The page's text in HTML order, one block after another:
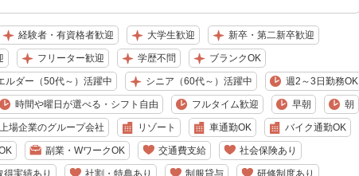
経験者・有資格者歓迎 大学生歓迎 新卒・第二新卒歓迎
フリーター歓迎 学歴不問 ブランクOK
ルダー（50代～）活躍中 シニア（60代～）活躍中 週2～3日勤務OK
時間や曜日が選べる・シフト自由 フルタイム歓迎 早朝 朝
場企業のグループ会社 リゾート 車通勤OK バイク通勤OK
副業・WワークOK 交通費支給 社会保険あり
得実績あり 社割・特典あり 制服貸与 研修制度あり